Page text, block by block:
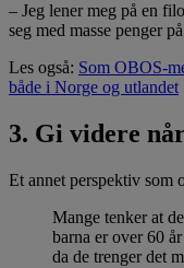
– Jeg lener meg på en
seg med masse penger
Les også: Som OBOS-
både i Norge og utlandet
3. Gi videre
Et annet perspektiv som
Mange tenker at
barna er over 60
da de trenger det